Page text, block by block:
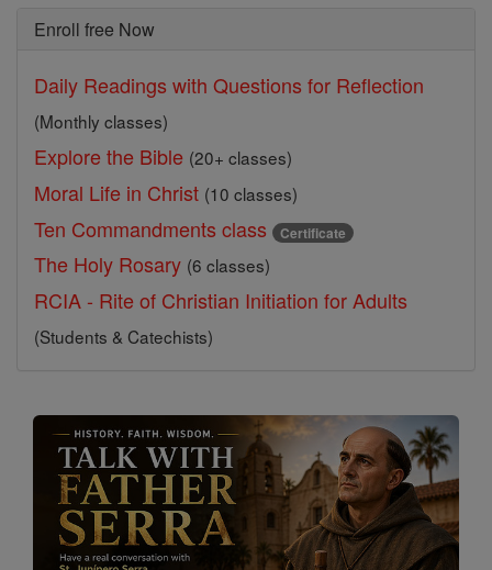
Enroll free Now
Daily Readings with Questions for Reflection
(Monthly classes)
Explore the Bible (20+ classes)
Moral Life in Christ (10 classes)
Ten Commandments class Certificate
The Holy Rosary (6 classes)
RCIA - Rite of Christian Initiation for Adults
(Students & Catechists)